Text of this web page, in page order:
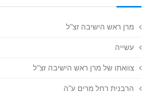
מרן ראש הישיבה זצ"ל
עשייה
צוואתו של מרן ראש הישיבה זצ"ל
הרבנית רחל מרים ע"ה